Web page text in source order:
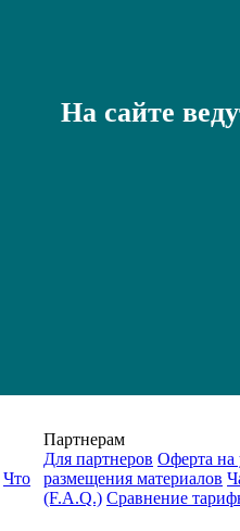
На сайте
Что
Партнерам
Для партнеров Оферта на
размещения материалов
(F.A.Q.) Cравнение